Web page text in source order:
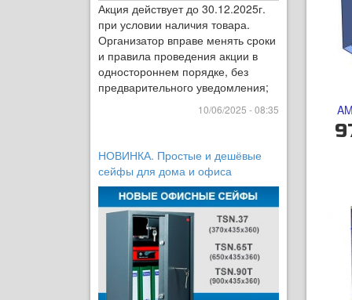
Акция действует до 30.12.2025г.
при условии наличия товара.
Организатор вправе менять сроки
и правила проведения акции в
одностороннем порядке, без
предварительного уведомления;
10/06/2025 - 08:35
НОВИНКА. Простые и дешёвые
сейфы для дома и офиса